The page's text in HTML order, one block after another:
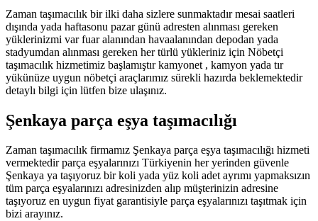
Zaman taşımacılık bir ilki daha sizlere sunmaktadır mesai saatleri
dışında yada haftasonu pazar günü adresten alınması gereken
yüklerinizmi var fuar alanından havaalanından depodan yada
stadyumdan alınması gereken her türlü yükleriniz için Nöbetçi
taşımacılık hizmetimiz başlamıştır kamyonet , kamyon yada tır
yükünüze uygun nöbetçi araçlarımız sürekli hazırda beklemektedir
detaylı bilgi için lütfen bize ulaşınız.
Şenkaya parça eşya taşımacılığı
Zaman taşımacılık firmamız Şenkaya parça eşya taşımacılığı hizmeti
vermektedir parça eşyalarınızı Türkiyenin her yerinden güvenle
Şenkaya ya taşıyoruz bir koli yada yüz koli adet ayrımı yapmaksızın
tüm parça eşyalarınızı adresinizden alıp müşterinizin adresine
taşıyoruz en uygun fiyat garantisiyle parça eşyalarınızı taşıtmak için
bizi arayınız.